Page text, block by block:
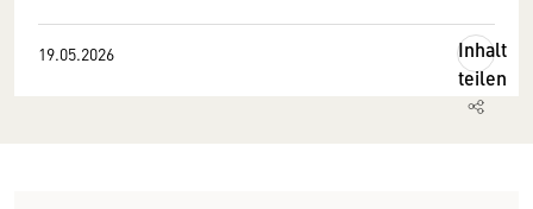
19.05.2026
Inhalt
teilen